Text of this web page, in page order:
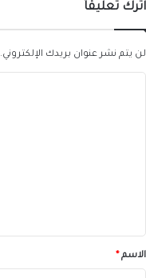
اترك تعليقاً
لن يتم نشر عنوان بريدك الإلكتروني.
*الاسم*